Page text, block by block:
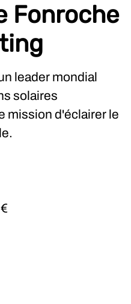
Fonroche
leader mondial
solaires
mission d'éclairer le